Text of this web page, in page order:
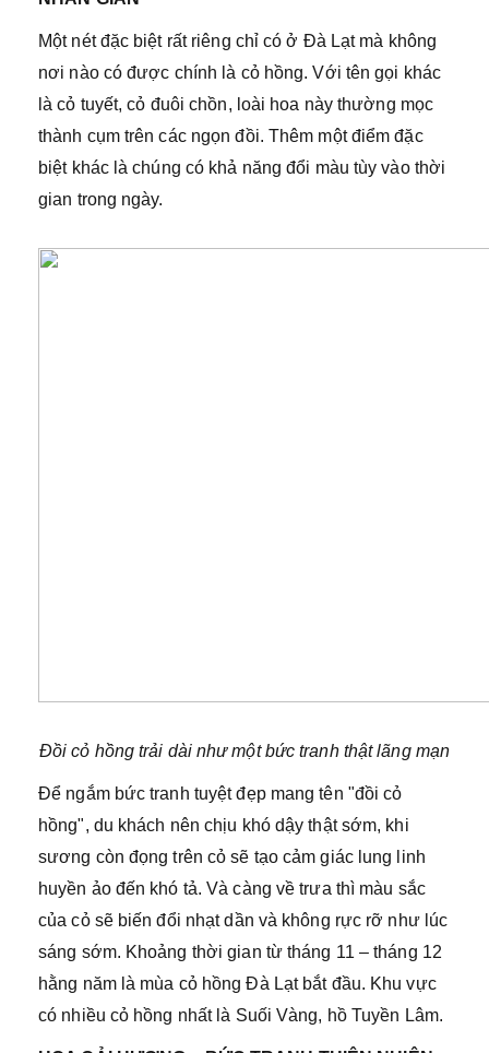
Một nét đặc biệt rất riêng chỉ có ở Đà Lạt mà không
nơi nào có được chính là cỏ hồng. Với tên gọi khác
là cỏ tuyết, cỏ đuôi chồn, loài hoa này thường mọc
thành cụm trên các ngọn đồi. Thêm một điểm đặc
biệt khác là chúng có khả năng đổi màu tùy vào thời
gian trong ngày.
Đồi cỏ hồng trải dài như một bức tranh thật lãng mạn
Để ngắm bức tranh tuyệt đẹp mang tên "đồi cỏ
hồng", du khách nên chịu khó dậy thật sớm, khi
sương còn đọng trên cỏ sẽ tạo cảm giác lung linh
huyền ảo đến khó tả. Và càng về trưa thì màu sắc
của cỏ sẽ biến đổi nhạt dần và không rực rỡ như lúc
sáng sớm. Khoảng thời gian từ tháng 11 – tháng 12
hằng năm là mùa cỏ hồng Đà Lạt bắt đầu. Khu vực
có nhiều cỏ hồng nhất là Suối Vàng, hồ Tuyền Lâm.